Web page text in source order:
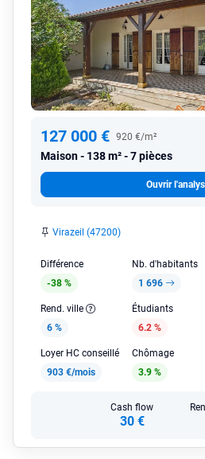
127 000 € 920 €/m²
Maison 138 m² - 7 pièces
Ouvrir
Virazeil (47200)
Différence
-38 %
Nb. d'habitants
1 696
Rend. ville
6 %
Étudiants
6.2 %
Loyer HC conseillé
903 €/mois
Chômage
3.9 %
Cash flow
30 €